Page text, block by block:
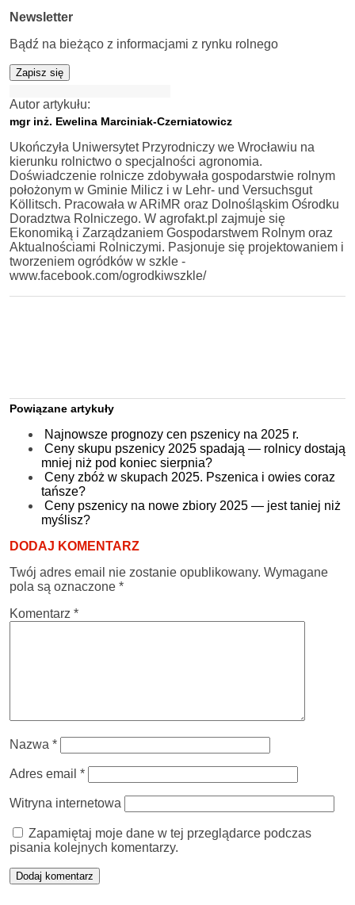
Newsletter
Bądź na bieżąco z informacjami z rynku rolnego
Zapisz się
Autor artykułu:
mgr inż. Ewelina Marciniak-Czerniatowicz
Ukończyła Uniwersytet Przyrodniczy we Wrocławiu na
kierunku rolnictwo o specjalności agronomia.
Doświadczenie rolnicze zdobywała gospodarstwie rolnym
położonym w Gminie Milicz i w Lehr- und Versuchsgut
Köllitsch. Pracowała w ARiMR oraz Dolnośląskim Ośrodku
Doradztwa Rolniczego. W agrofakt.pl zajmuje się
Ekonomiką i Zarządzaniem Gospodarstwem Rolnym oraz
Aktualnościami Rolniczymi. Pasjonuje się projektowaniem i
tworzeniem ogródków w szkle -
www.facebook.com/ogrodkiwszkle/
Powiązane artykuły
Najnowsze prognozy cen pszenicy na 2025 r.
Ceny skupu pszenicy 2025 spadają — rolnicy dostają
mniej niż pod koniec sierpnia?
Ceny zbóż w skupach 2025. Pszenica i owies coraz
tańsze?
Ceny pszenicy na nowe zbiory 2025 — jest taniej niż
myślisz?
DODAJ KOMENTARZ
Twój adres email nie zostanie opublikowany. Wymagane
pola są oznaczone *
Komentarz *
Nazwa *
Adres email *
Witryna internetowa
Zapamiętaj moje dane w tej przeglądarce podczas
pisania kolejnych komentarzy.